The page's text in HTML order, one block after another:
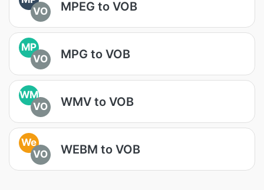
VO
MPEG to VOB
MP
VO
MPG to VOB
WM
VO
WMV to VOB
We
VO
WEBM to VOB